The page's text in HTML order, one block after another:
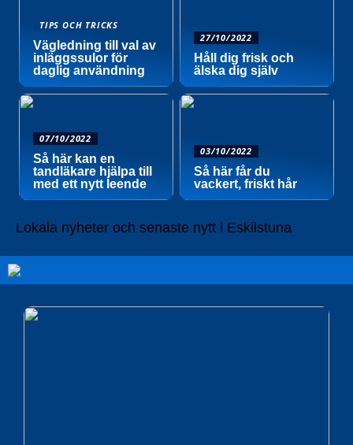
TIPS OCH TRICKS
Vägledning till val av
inläggssulor för
daglig användning
27/10/2022
Håll dig frisk och
älska dig själv
07/10/2022
Så här kan en
tandläkare hjälpa till
med ett nytt leende
03/10/2022
Så här får du
vackert, friskt hår
Lokala nyheter och senaste nytt i Eskilstuna